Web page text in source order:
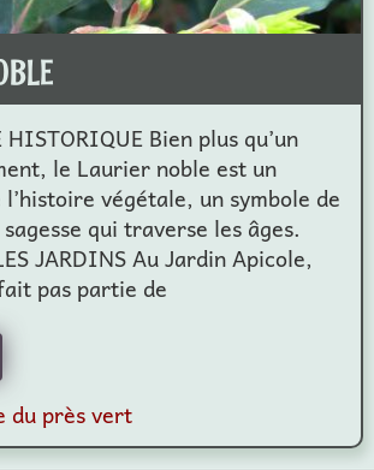
HISTORIQUE Bien plus qu’un
le Laurier noble est un
végétale, un symbole de
qui traverse les âges.
JARDINS Au Jardin Apicole,
pas partie de
du près vert